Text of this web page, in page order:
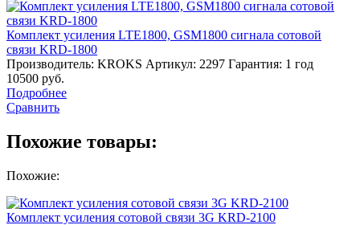
Комплект усиления LTE1800, GSM1800 сигнала сотовой
связи KRD-1800
Производитель: KROKS Артикул: 2297 Гарантия: 1 год
10500 руб.
Подробнее
Сравнить
Похожие товары:
Похожие:
Комплект усиления сотовой связи 3G KRD-2100